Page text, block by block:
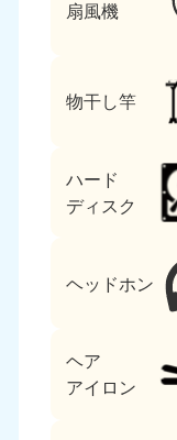
扇風機
物干し竿
ハード
ディスク
ヘッドホン
ヘア
アイロン